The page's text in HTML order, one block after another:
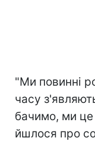
"Ми повинні
часу
бачимо, ми
йшлося про